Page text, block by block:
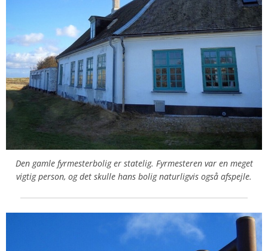
Den gamle fyrmesterbolig er statelig. Fyrmesteren var en meget
vigtig person, og det skulle hans bolig naturligvis også afspejle.